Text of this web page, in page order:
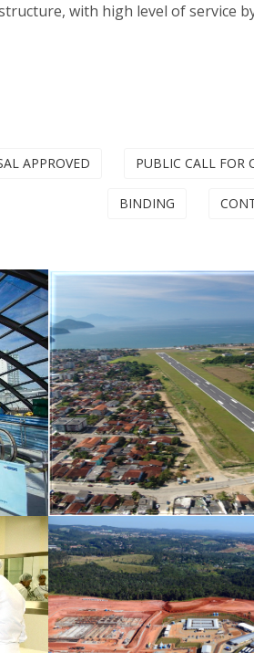
with high level of service
APPROVED PUBLIC CALL FOR
BINDING
05 Aeródromos
Executiva - (Jundiaí,
Paulista, Campinas,
Itanhaém)
Sistema Produtor de